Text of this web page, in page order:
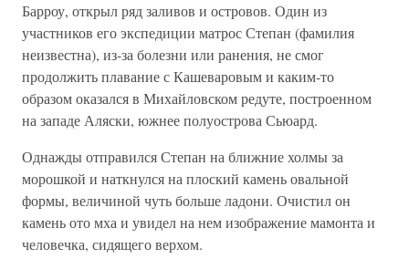
Барроу, открыл ряд заливов и островов. Один из
участников его экспедиции матрос Степан (фамилия
неизвестна), из-за болезни или ранения, не смог
продолжить плавание с Кашеваровым и каким-то
образом оказался в Михайловском редуте, построенном
на западе Аляски, южнее полуострова Сьюард.
Однажды отправился Степан на ближние холмы за
морошкой и наткнулся на плоский камень овальной
формы, величиной чуть больше ладони. Очистил он
камень ото мха и увидел на нем изображение мамонта и
человечка, сидящего верхом.